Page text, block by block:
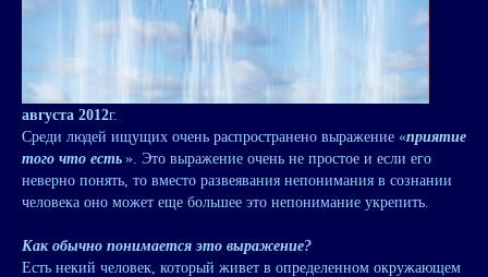
августа 2012г.
Среди людей ищущих очень распространено выражение «приятие
того что есть ». Это выражение очень не простое и если его
неверно понять, то вместо развеявания непонимания в сознании
человека оно может еще большее это непонимание укрепить.
Как обычно понимается это выражение?
Есть некий человек, который живет в определенном окружающем